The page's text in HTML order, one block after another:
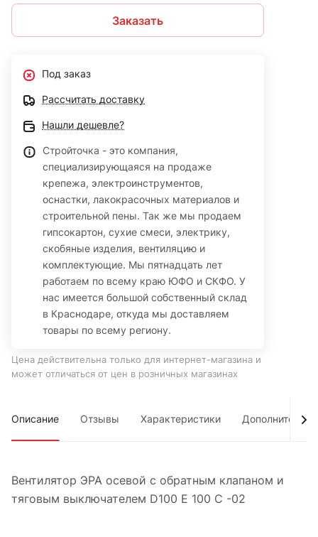
Заказать
Под заказ
Рассчитать доставку
Нашли дешевле?
Стройточка - это компания,
специализирующаяся на продаже
крепежа, электроинструментов,
оснастки, лакокрасочных материалов и
строительной пены. Так же мы продаем
гипсокартон, сухие смеси, электрику,
скобяные изделия, вентиляцию и
комплектующие. Мы пятнадцать лет
работаем по всему краю ЮФО и СКФО. У
нас имеется большой собственный склад
в Краснодаре, откуда мы доставляем
товары по всему региону.
Цена действительна только для интернет-магазина и
может отличаться от цен в розничных магазинах
Описание Отзывы Характеристики Дополнительно
Вентилятор ЭРА осевой с обратным клапаном и
тяговым выключателем D100 E 100 C -02